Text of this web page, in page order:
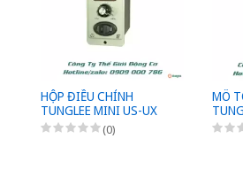
HỘP ĐIỀU CHỈNH
TUNGLEE MINI US-UX
(0)
MÔ